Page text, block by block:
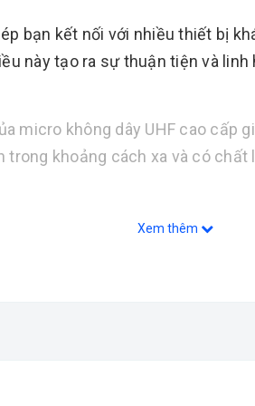
bạn kết nối với nhiều thiết bị
này tạo ra sự thuận tiện và
micro không dây UHF cao cấp
khoảng cách xa và có
tính.
Xem thêm